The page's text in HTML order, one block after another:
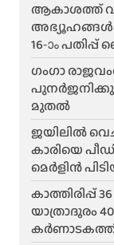
ആകാശത്ത്
16-ാം
ഗംഗാ
മുതൽ
ജയിലിൽ
കാരിയെ
മെർളിൻ
കാത്തിരിപ്പ്
യാത്രാദൂരം